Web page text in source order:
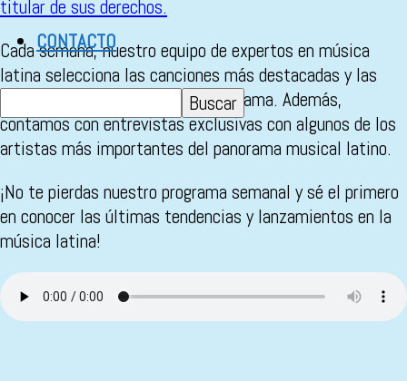
CONTACTO
Cada semana, nuestro equipo de expertos en música
latina selecciona las canciones más destacadas y las
comparte contigo en nuestro programa. Además,
contamos con entrevistas exclusivas con algunos de los
artistas más importantes del panorama musical latino.
¡No te pierdas nuestro programa semanal y sé el primero
en conocer las últimas tendencias y lanzamientos en la
música latina!